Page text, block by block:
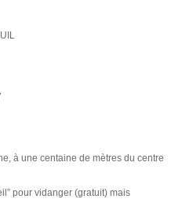
à une centaine de mètres du centre
pour vidanger (gratuit) mais